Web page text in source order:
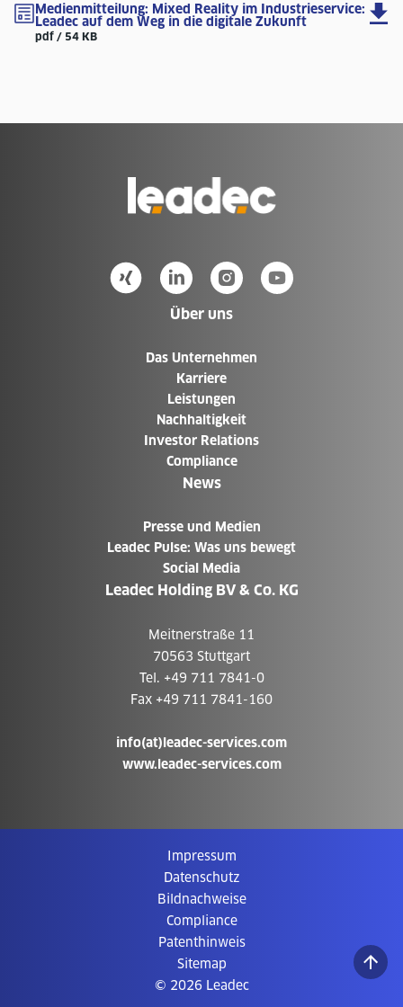
Medienmitteilung: Mixed Reality im Industrieservice:
Leadec auf dem Weg in die digitale Zukunft
pdf / 54 KB
Homepage
Über uns
Das Unternehmen
Karriere
Leistungen
Nachhaltigkeit
Investor Relations
Compliance
News
Presse und Medien
Leadec Pulse: Was uns bewegt
Social Media
Leadec Holding BV & Co. KG
Meitnerstraße 11
70563 Stuttgart
Tel. +49 711 7841-0
Fax +49 711 7841-160
info(at)leadec-services.com
www.leadec-services.com
© 2026 Leadec
Impressum
Datenschutz
Bildnachweise
Compliance
Patenthinweis
Sitemap